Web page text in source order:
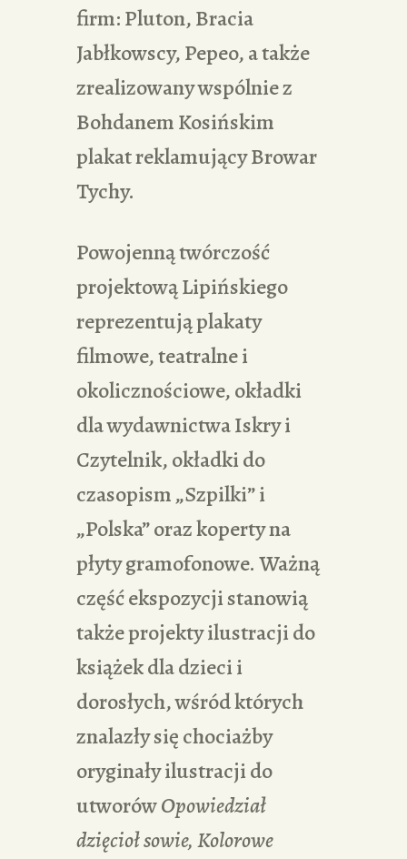
firm: Pluton, Bracia
Jabłkowscy, Pepeo, a także
zrealizowany wspólnie z
Bohdanem Kosińskim
plakat reklamujący Browar
Tychy.
Powojenną twórczość
projektową Lipińskiego
reprezentują plakaty
filmowe, teatralne i
okolicznościowe, okładki
dla wydawnictwa Iskry i
Czytelnik, okładki do
czasopism „Szpilki” i
„Polska” oraz koperty na
płyty gramofonowe. Ważną
część ekspozycji stanowią
także projekty ilustracji do
książek dla dzieci i
dorosłych, wśród których
znalazły się chociażby
oryginały ilustracji do
utworówOpowiedział
dzięcioł sowie, Kolorowe